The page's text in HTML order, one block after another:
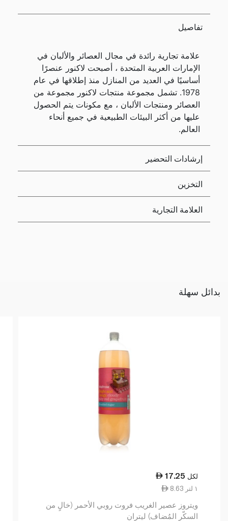
تفاصيل
علامة تجارية رائدة في مجال العصائر والألبان في
الإمارات العربية المتحدة ، أصبحت لاكنور عنصرًا
أساسيًا في العديد من المنازل منذ إطلاقها في عام
1978. تشمل مجموعة منتجات لاكنور مجموعة من
العصائر ومنتجات الألبان ، مع مكونات يتم الحصول
عليها من أكثر البيئات الطبيعية في جميع أنحاء
العالم.
إرشادات التحضير
التخزين
العلامة التجارية
بدائل سهلة
17.25 لكل
8.63 ١ لتر
ويتروز عصير الغريب فروت روبي الأحمر (خالٍ من
السكّر المُضاف) ليتران